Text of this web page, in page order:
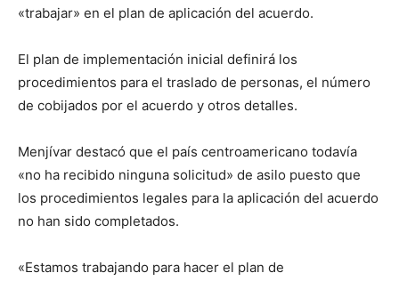
«trabajar» en el plan de aplicación del acuerdo.
El plan de implementación inicial definirá los
procedimientos para el traslado de personas, el número
de cobijados por el acuerdo y otros detalles.
Menjívar destacó que el país centroamericano todavía
«no ha recibido ninguna solicitud» de asilo puesto que
los procedimientos legales para la aplicación del acuerdo
no han sido completados.
«Estamos trabajando para hacer el plan de